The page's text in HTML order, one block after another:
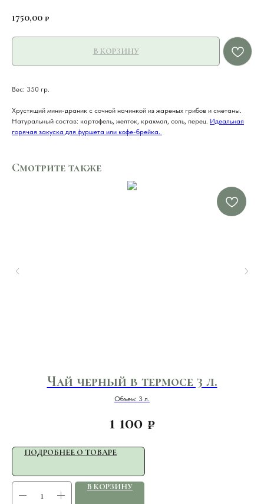
1750,00 ₽
В КОРЗИНУ
Вес: 350 гр.
Хрустящий мини-драник с сочной начинкой из жареных грибов и сметаны.
Натуральный состав: картофель, желток, крахмал, соль, перец. Идеальная
горячая закуска для фуршета или кофе-брейка.
Смотрите также
Чай черный в термосе 3 л.
Объем: 3 л.
1 100 ₽
ПОДРОБНЕЕ О ТОВАРЕ
В КОРЗИНУ